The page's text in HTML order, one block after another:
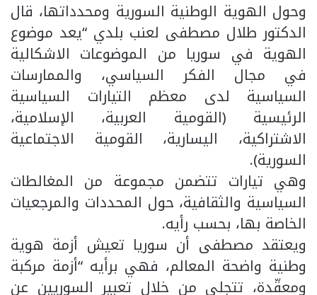
وحول الهوية الوطنية السورية ومحدداتها، قال
الدكتور طلال مصطفى لعنب بلدي “يعد موضوع
الهوية في سوريا من الموضوعات الاشكالية
في مجال الفكر السياسي، والممارسات
السياسية لدى معظم التيارات السياسية
الرئيسية (القومية العربية، الإسلامية،
الاشتراكية، اليسارية، القومية الاجتماعية
السورية).
وهي تيارات تتضمن مجموعة من المغالطات
السياسية والثقافية، حول المحددات والمرجعيات
الخاصة بها، بحسب رأيه.
ويعتقد مصطفى أن سوريا تعيش أزمة هوية
وطنية واضحة المعالم، فهي برأيه “أزمة مركبة
ومعقّدة، تتجلى من خلال تعبير السوريين عن